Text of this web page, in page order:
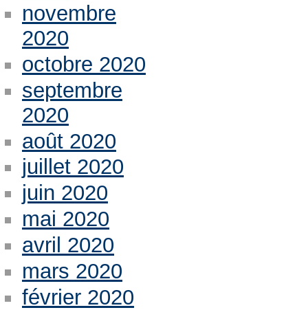
novembre
2020
octobre 2020
septembre
2020
août 2020
juillet 2020
juin 2020
mai 2020
avril 2020
mars 2020
février 2020